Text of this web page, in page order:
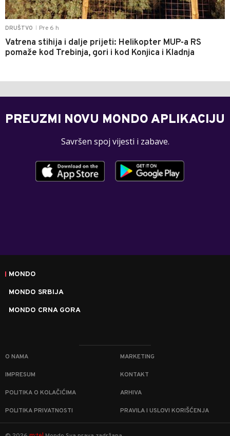
DRUŠTVO Pre 6 h
Vatrena stihija i dalje prijeti: Helikopter MUP-a RS
pomaže kod Trebinja, gori i kod Konjica i Kladnja
PREUZMI NOVU MONDO APLIKACIJU
Savršen spoj vijesti i zabave.
MONDO
MONDO SRBIJA
MONDO CRNA GORA
O NAMA MARKETING
IMPRESUM KONTAKT
POLITIKA O KOLAČIĆIMA ARHIVA
POLITIKA PRIVATNOSTI PRAVILA I USLOVI KORIŠĆENJA